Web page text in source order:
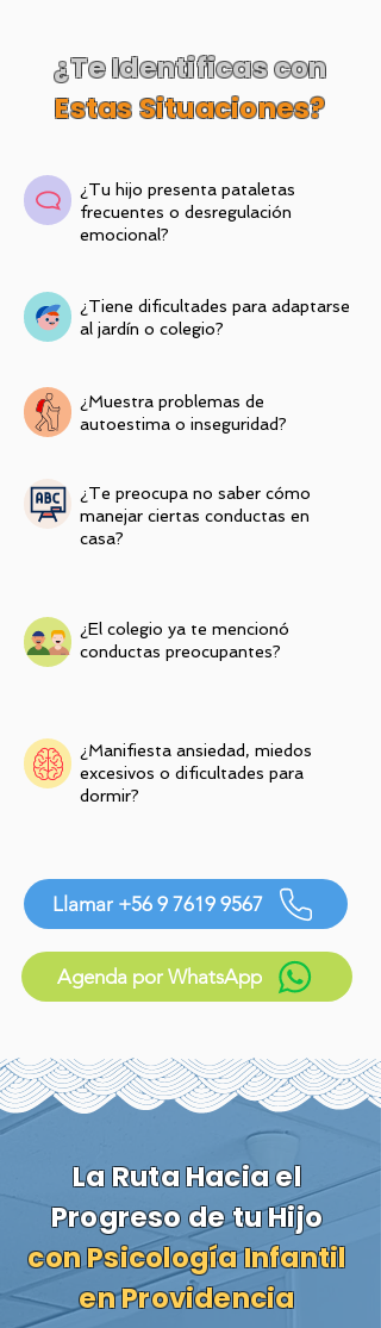
¿Te Identificas con
Estas Situaciones?
¿Tu hijo presenta pataletas
frecuentes o desregulación
emocional?
¿Tiene dificultades para adaptarse
al jardín o colegio?
¿Muestra problemas de
autoestima o inseguridad?
¿Te preocupa no saber cómo
manejar ciertas conductas en
casa?
¿El colegio ya te mencionó
conductas preocupantes?
¿Manifiesta ansiedad, miedos
excesivos o dificultades para
dormir?
Llamar +56 9 7619 9567
Agenda por WhatsApp
La Ruta Hacia el
Progreso de tu Hijo
con Psicología Infantil
en Providencia